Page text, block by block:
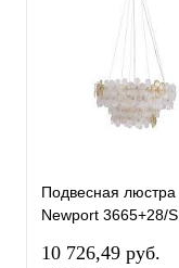
Подвесная люстра
Newport 3665+28/S
10 726,49 pуб.